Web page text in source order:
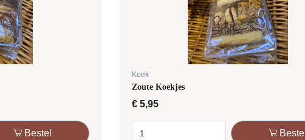
Bestel
Koek
Zoute Koekjes
€ 5,95
Bestel